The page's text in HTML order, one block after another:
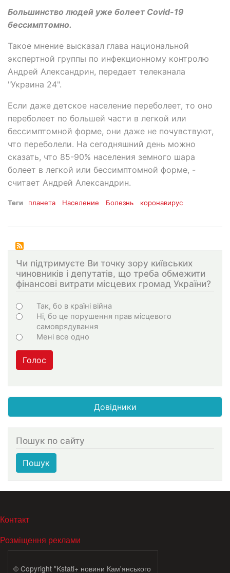
Большинство людей уже болеет Covid-19
бессимптомно.
Такое мнение высказал глава национальной
экспертной группы по инфекционному контролю
Андрей Александрин, передает телеканала
"Украина 24".
Если даже детское население переболеет, то оно
переболеет по большей части в легкой или
бессимптомной форме, они даже не почувствуют,
что переболели. На сегодняшний день можно
сказать, что 85-90% населения земного шара
болеет в легкой или бессимптомной форме, -
считает Андрей Александрин.
Теги планета Население Болезнь коронавирус
Чи підтримуєте Ви точку зору київських
чиновників і депутатів, що треба обмежити
фінансові витрати місцевих громад України?
Choices
Так, бо в країні війна
Ні, бо це порушення прав місцевого
самоврядування
Мені все одно
Голос
Довідники
Пошук по сайту
Пошук
МЕНЮ В ПОДВАЛЕ
Контакт
Розміщення реклами
© Copyright "Kstati+ новини Кам'янського